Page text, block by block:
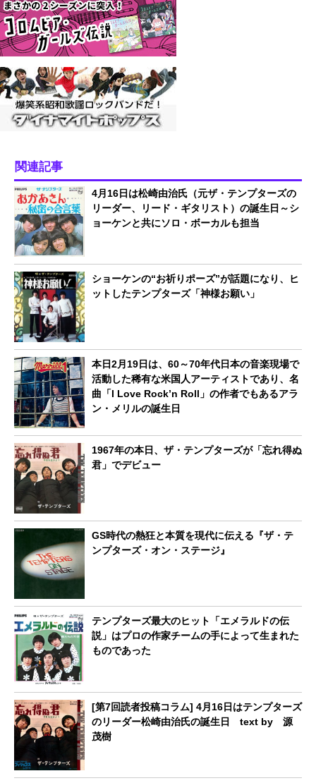
関連記事
4月16日は松崎由治氏（元ザ・テンプターズの
リーダー、リード・ギタリスト）の誕生日～シ
ョーケンと共にソロ・ボーカルも担当
ショーケンの“お祈りポーズ”が話題になり、ヒ
ットしたテンプターズ「神様お願い」
本日2月19日は、60～70年代日本の音楽現場で
活動した稀有な米国人アーティストであり、名
曲「I Love Rock’n Roll」の作者でもあるアラ
ン・メリルの誕生日
1967年の本日、ザ・テンプターズが「忘れ得ぬ
君」でデビュー
GS時代の熱狂と本質を現代に伝える『ザ・テ
ンプターズ・オン・ステージ』
テンプターズ最大のヒット「エメラルドの伝
説」はプロの作家チームの手によって生まれた
ものであった
[第7回読者投稿コラム] 4月16日はテンプターズ
のリーダー松崎由治氏の誕生日 text by 源
茂樹